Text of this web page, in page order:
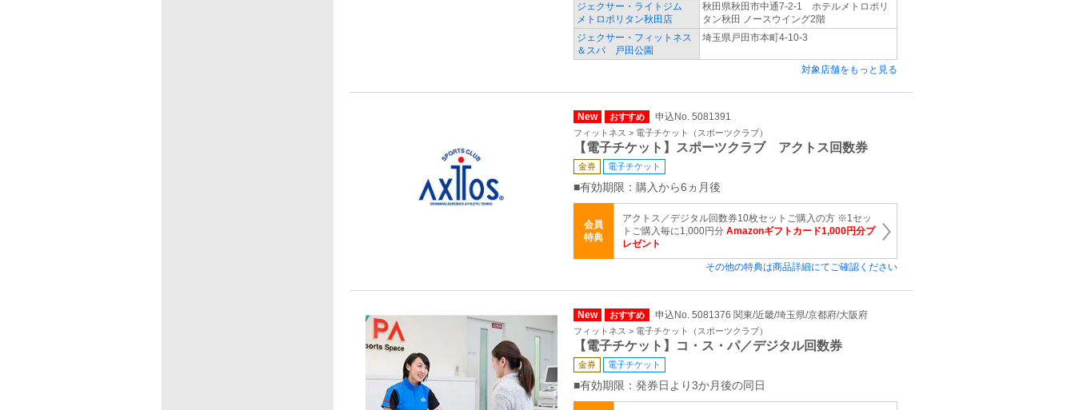
ジェクサー・ライトジム
メトロポリタン秋田店
秋田県秋田市中通7-2-1 ホテルメトロポリ
タン秋田 ノースウイング2階
ジェクサー・フィットネス
＆スパ 戸田公園
埼玉県戸田市本町4-10-3
対象店舗をもっと見る
New おすすめ 申込No. 5081391
フィットネス > 電子チケット（スポーツクラブ）
【電子チケット】スポーツクラブ アクトス回数券
金券 電子チケット
■有効期限：購入から6ヵ月後
会員
特典
アクトス／デジタル回数券10枚セットご購入の方 ※1セッ
トご購入毎に1,000円分 Amazonギフトカード1,000円分プ
レゼント
その他の特典は商品詳細にてご確認ください
New おすすめ 申込No. 5081376 関東/近畿/埼玉県/京都府/大阪府
フィットネス > 電子チケット（スポーツクラブ）
【電子チケット】コ・ス・パ／デジタル回数券
金券 電子チケット
■有効期限：発券日より3か月後の同日